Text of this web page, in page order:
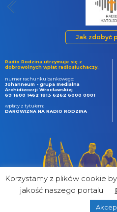
Jak zdobyć
Radio Rodzina utrzymuje się z
dobrowolnych wpłat radiosłuchaczy.
numer rachunku bankowego:
Johanneum - grupa medialna
Archidiecezji Wrocławskiej
69 1600 1462 1813 6262 6000 0001
wpłaty z tytułem:
DAROWIZNA NA RADIO RODZINA
Korzystamy z plików cookie
jakość naszego portalu